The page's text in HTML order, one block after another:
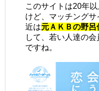
このサイトは20年
けど、マッチング
近は元ＡＫＢの野呂
して、若い人達の
ですね。